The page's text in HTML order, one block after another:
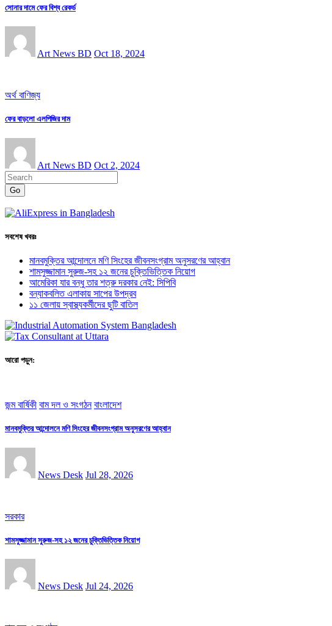
সোনার দামে ফের বিশ্ব রেকর্ড
Art News BD Oct 18, 2024
অর্থ বাণিজ্য
ফের বাড়লো এলপিজির দাম
Art News BD Oct 2, 2024
Go
সবশেষ খবরঃ
মানবমুক্তির আন্দোলনে মণি সিংহের জীবনসংগ্রাম অনুসরণের আহ্বান
শামসুজ্জামান সুরুজ-সহ ১২ জনের চুক্তিভিত্তিক নিয়োগ
আমেরিকা যার বন্ধু তার শত্রু দরকার নেই: সিপিবি
বন্যাকবলিত এলাকায় সাপের উপদ্রব
১১ জেলায় স্বাস্থ্যকর্মীদের ছুটি বাতিল
আরো পড়ুন:
জন্ম বার্ষিকী বাম দল ও সংগঠন বাংলাদেশ
মানবমুক্তির আন্দোলনে মণি সিংহের জীবনসংগ্রাম অনুসরণের আহ্বান
News Desk Jul 28, 2026
সরকার
শামসুজ্জামান সুরুজ-সহ ১২ জনের চুক্তিভিত্তিক নিয়োগ
News Desk Jul 24, 2026